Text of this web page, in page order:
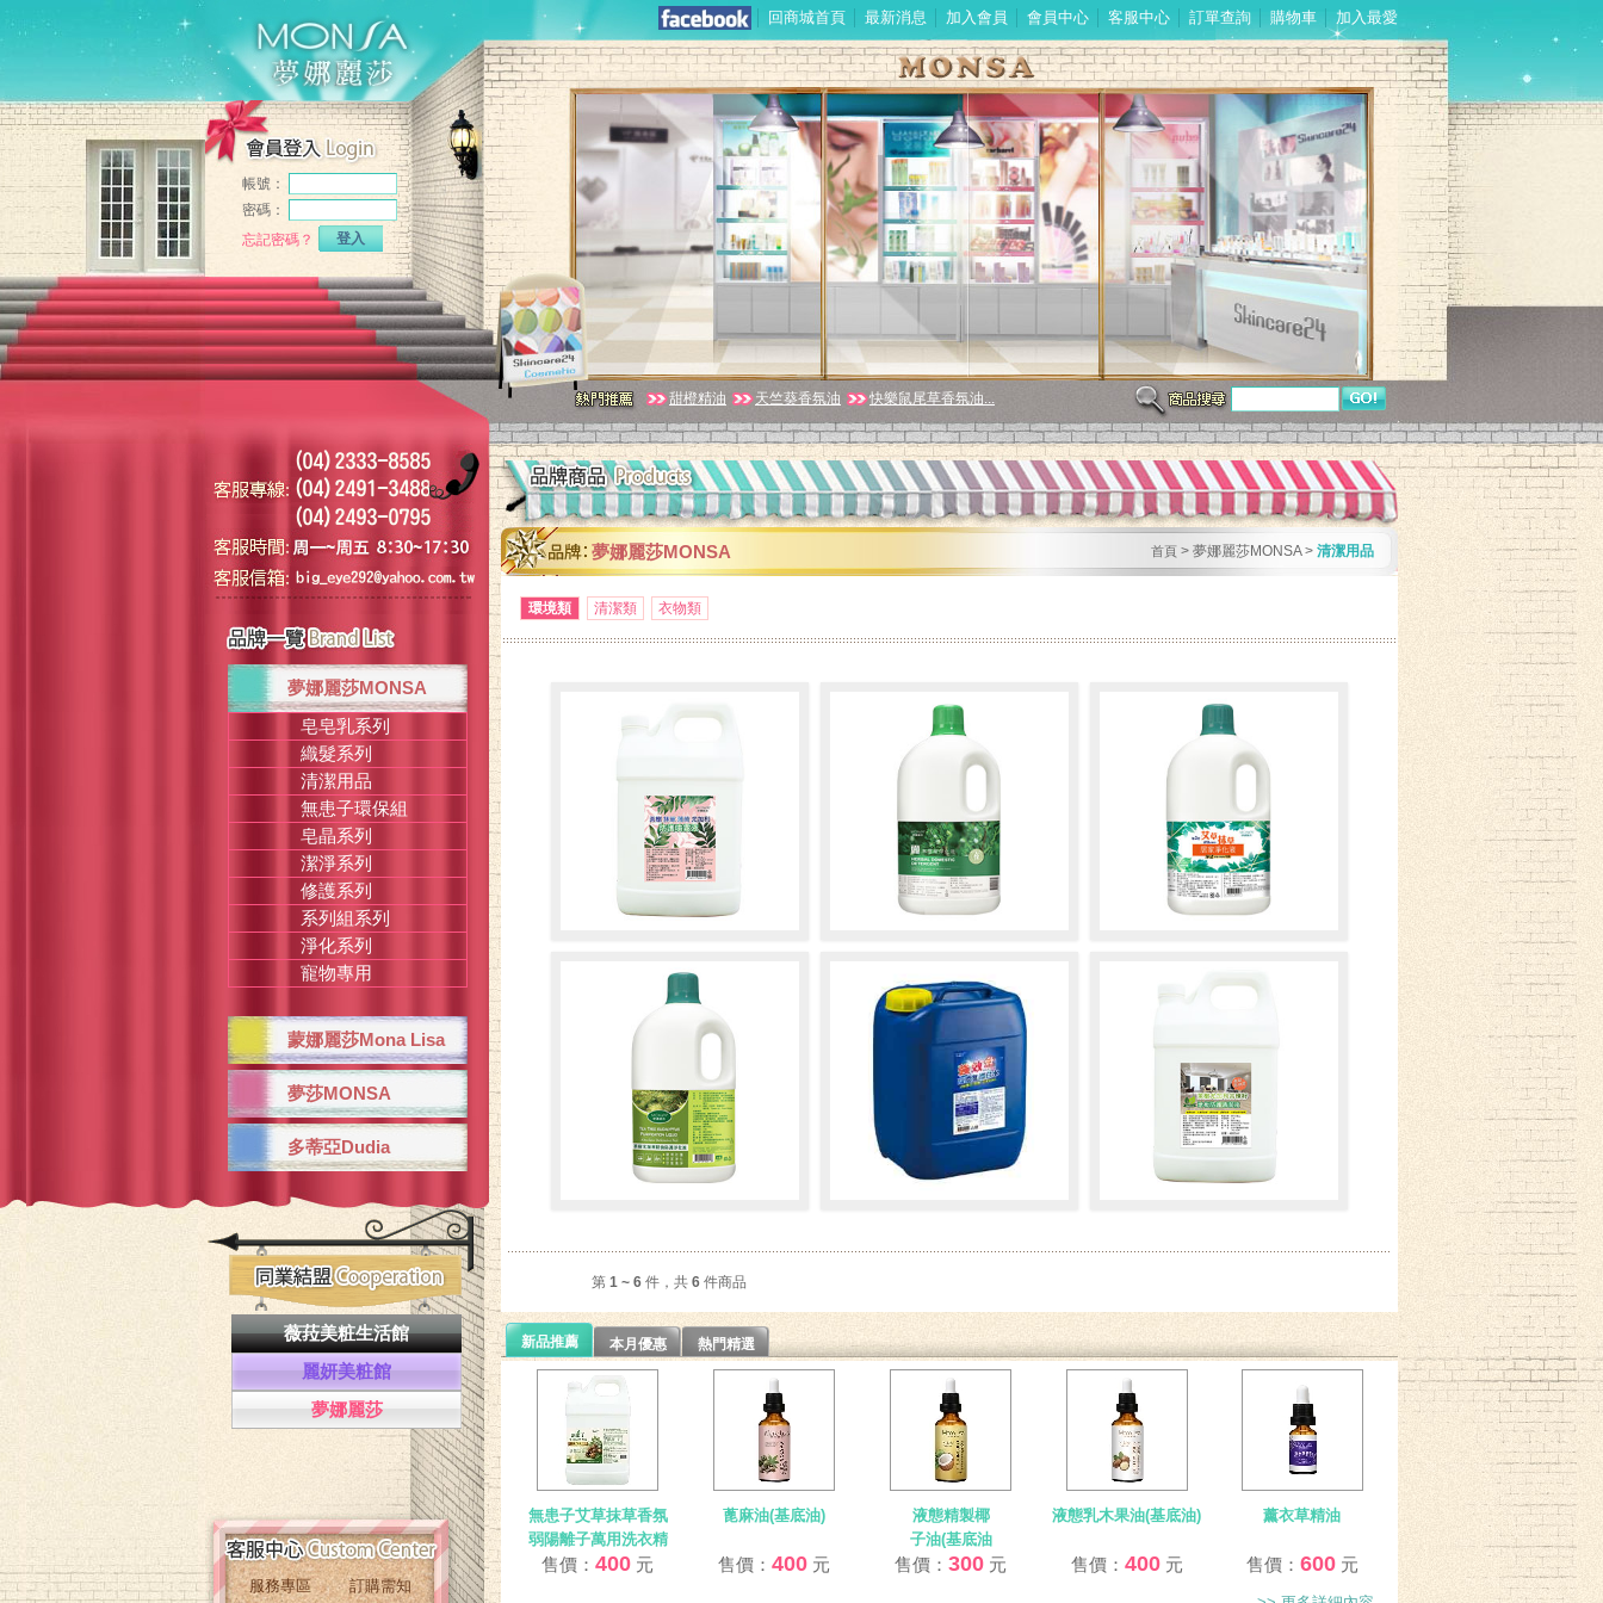
帳號：
密碼：
忘記密碼？
登入
回商城首頁 最新消息 加入會員 會員中心 客服中心 訂單查詢 購物車 加入最愛
甜橙精油 天竺葵香氛油 快樂鼠尾草香氛油...
夢娜麗莎MONSA
皂皂乳系列
織髮系列
清潔用品
無患子環保組
皂晶系列
潔淨系列
修護系列
系列組系列
淨化系列
寵物專用
蒙娜麗莎Mona Lisa
夢莎MONSA
多蒂亞Dudia
夢娜麗莎MONSA 首頁 > 夢娜麗莎MONSA> 清潔用品
環境類 清潔類 衣物類
茶樹抹草薄荷尤加利防護噴霧
液 (浮動價請洽客服人員)
280 元
草本居家淨化液
售價： 300 元
第二代艾草抹草居家淨化液✽贈
淨化居家環境
350 元
茶樹尤加利精油防護淨化液
環境防護力，空氣清新
售價：
強效高濃度漂白水(浮動價請洽
居家防護、衣物漂白、除臭、
750 元
茶樹尤加利苦楝籽地板防護清
售價：尚未設定
第 1 ~ 6 件，共 6 件商品
新品推薦 本月優惠 熱門精選
無患子艾草抹草香氛
弱陽離子萬用洗衣精
售價： 400 元
蓖麻油(基底油)
售價： 400 元
液態精製椰
子油(基底油
售價： 300 元
液態乳木果油(基底油)
售價： 400元
薰衣草精油
售價： 600元
薇菈美粧生活館
麗妍美粧館
夢娜麗莎
服務專區 訂購需知